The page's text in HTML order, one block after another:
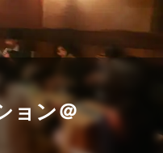
ョン＠